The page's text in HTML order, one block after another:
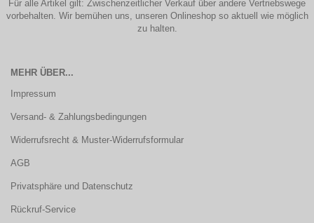
Für alle Artikel gilt: Zwischenzeitlicher Verkauf über andere Vertriebswege
vorbehalten. Wir bemühen uns, unseren Onlineshop so aktuell wie möglich
zu halten.
MEHR ÜBER...
Impressum
Versand- & Zahlungsbedingungen
Widerrufsrecht & Muster-Widerrufsformular
AGB
Privatsphäre und Datenschutz
Rückruf-Service